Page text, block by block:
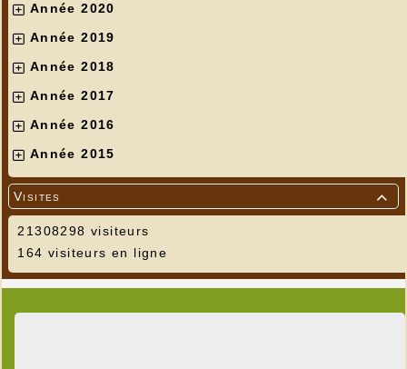
Année 2020
Année 2019
Année 2018
Année 2017
Année 2016
Année 2015

Visites
21308298 visiteurs
164 visiteurs en ligne